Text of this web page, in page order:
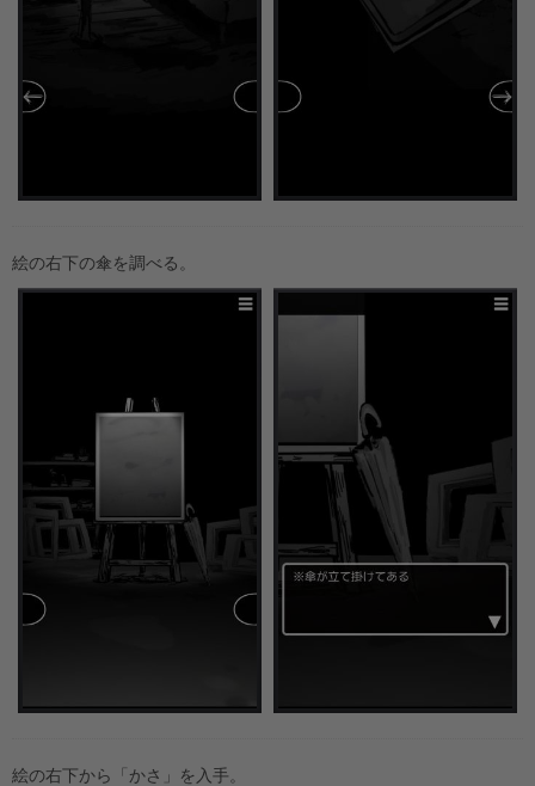
絵の右下の傘を調べる。
絵の右下から「かさ」を入手。